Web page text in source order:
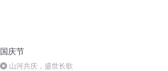
国庆节
山河共庆，盛世长歌